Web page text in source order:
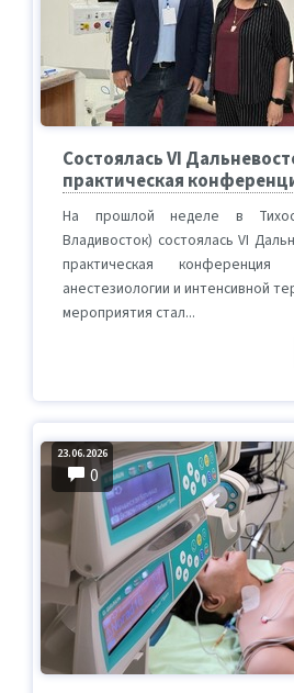
Состоялась VI
практическая
На прошлой неделе в
Владивосток) состоялась VI
практическая конференция
анестезиологии и интенсивной
мероприятия стал...
23.06.2026
0